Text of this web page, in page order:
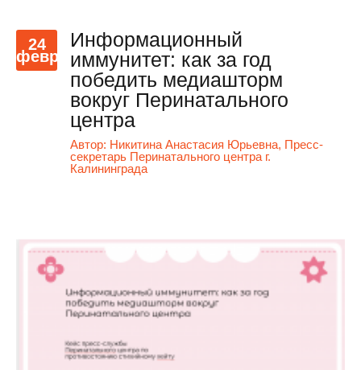
24
февр
Информационный
иммунитет: как за год
победить медиашторм
вокруг Перинатального
центра
Автор: Никитина Анастасия Юрьевна, Пресс-
секретарь Перинатального центра г.
Калининграда